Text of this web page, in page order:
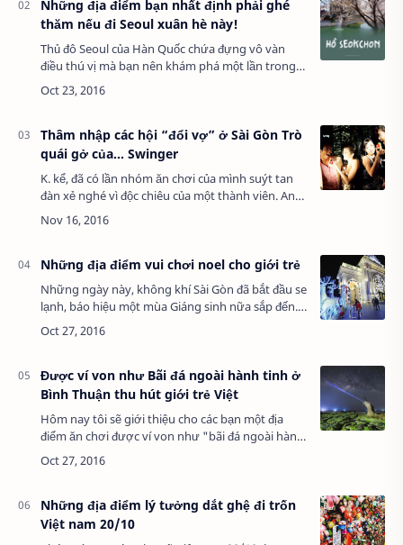
Những địa điểm bạn nhất định phải ghé
thăm nếu đi Seoul xuân hè này!
Thủ đô Seoul của Hàn Quốc chứa đựng vô vàn
điều thú vị mà bạn nên khám phá một lần trong
đời. Bây giờ đang là Xuân hè, là mùa mà hoa anh
đào nở rộ khắp nước Hàn. Đâu đâu cũng ngập …
Thâm nhập các hội “đổi vợ” ở Sài Gòn Trò
quái gở của… Swinger
K. kể, đã có lần nhóm ăn chơi của mình suýt tan
đàn xẻ nghé vì độc chiêu của một thành viên. Anh
chàng này dẫn “cô vợ” đến, chân dài, thân hình
bốc lửa, ăn nói có duyên khiến cho …
Những địa điểm vui chơi noel cho giới trẻ
Những ngày này, không khí Sài Gòn đã bắt đầu se
lạnh, báo hiệu một mùa Giáng sinh nữa sắp đến.
Không khí lễ hội lẫn những tất bật lo toan cũng
nhiều hơn, thế nhưng chúng ta đừng qu…
Được ví von như Bãi đá ngoài hành tinh ở
Bình Thuận thu hút giới trẻ Việt
Hôm nay tôi sẽ giới thiệu cho các bạn một địa
điểm ăn chơi được ví von như "bãi đá ngoài hành
tinh", Cổ Thạch mang cảnh đẹp ấn tượng thu hút
Những địa điểm lý tưởng dắt ghệ đi trốn
Việt nam 20/10